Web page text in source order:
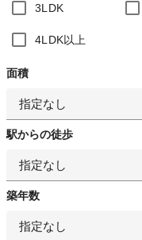
3LDK
4LDK以上
面積
指定なし
駅からの徒歩
指定なし
築年数
指定なし